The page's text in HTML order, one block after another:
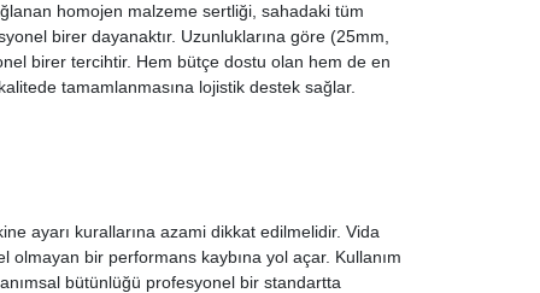
homojen malzeme sertliği, sahadaki tüm
birer dayanaktır. Uzunluklarına göre (25mm,
birer tercihtir. Hem bütçe dostu olan hem de en
tamamlanmasına lojistik destek sağlar.
ayarı kurallarına azami dikkat edilmelidir. Vida
olmayan bir performans kaybına yol açar. Kullanım
bütünlüğü profesyonel bir standartta